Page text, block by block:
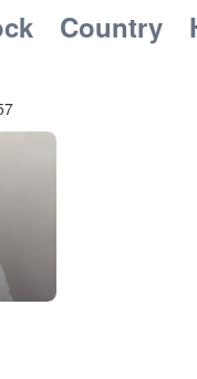
Country